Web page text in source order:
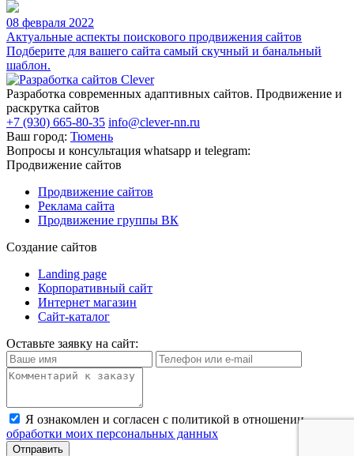
08 февраля 2022
Актуальные аспекты поискового продвижения сайтов
Подберите для вашего сайта самый скучный и банальный
шаблон.
Разработка современных адаптивных сайтов. Продвижение и
раскрутка сайтов
+7 (930) 665-80-35 info@clever-nn.ru
Ваш город: Тюмень
Вопросы и консультация whatsapp и telegram:
Продвижение сайтов
Продвижение сайтов
Реклама сайта
Продвижение группы ВК
Создание сайтов
Landing page
Корпоративный сайт
Интернет магазин
Сайт-каталог
Оставьте заявку на сайт:
Я ознакомлен и согласен с политикой в отношении
обработки моих персональных данных